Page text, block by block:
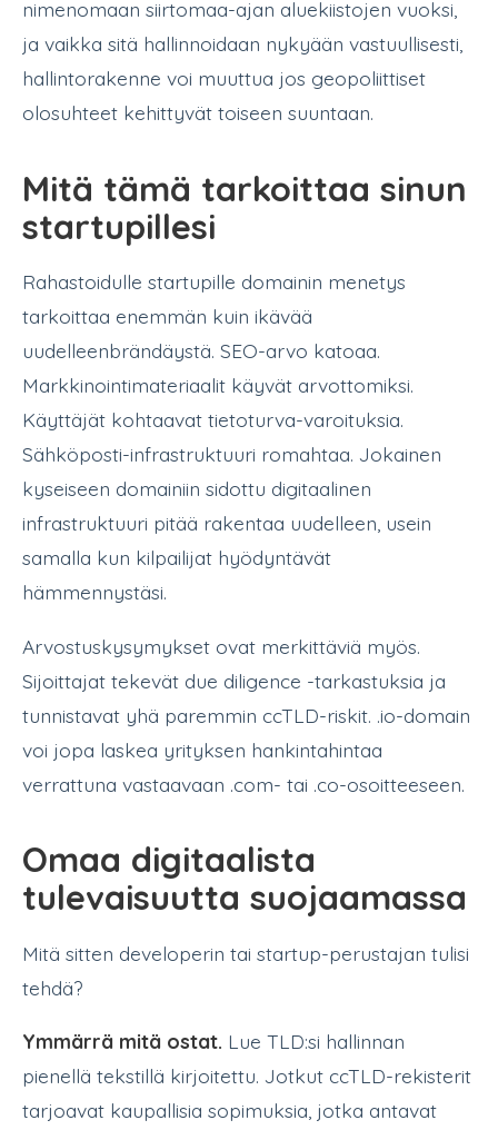
nimenomaan siirtomaa-ajan aluekiistojen vuoksi,
ja vaikka sitä hallinnoidaan nykyään vastuullisesti,
hallintorakenne voi muuttua jos geopoliittiset
olosuhteet kehittyvät toiseen suuntaan.
Mitä tämä tarkoittaa sinun
startupillesi
Rahastoidulle startupille domainin menetys
tarkoittaa enemmän kuin ikävää
uudelleenbrändäystä. SEO-arvo katoaa.
Markkinointimateriaalit käyvät arvottomiksi.
Käyttäjät kohtaavat tietoturva-varoituksia.
Sähköposti-infrastruktuuri romahtaa. Jokainen
kyseiseen domainiin sidottu digitaalinen
infrastruktuuri pitää rakentaa uudelleen, usein
samalla kun kilpailijat hyödyntävät
hämmennystäsi.
Arvostuskysymykset ovat merkittäviä myös.
Sijoittajat tekevät due diligence -tarkastuksia ja
tunnistavat yhä paremmin ccTLD-riskit. .io-domain
voi jopa laskea yrityksen hankintahintaa
verrattuna vastaavaan .com- tai .co-osoitteeseen.
Omaa digitaalista
tulevaisuutta suojaamassa
Mitä sitten developerin tai startup-perustajan tulisi
tehdä?
Ymmärrä mitä ostat. Lue TLD:si hallinnan
pienellä tekstillä kirjoitettu. Jotkut ccTLD-rekisterit
tarjoavat kaupallisia sopimuksia, jotka antavat